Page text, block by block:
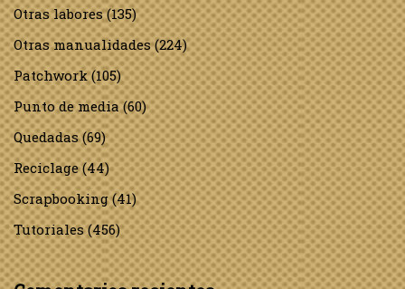
Otras labores(135)
Otras manualidades(224)
Patchwork(105)
Punto de media(60)
Quedadas(69)
Reciclage(44)
Scrapbooking(41)
Tutoriales(456)